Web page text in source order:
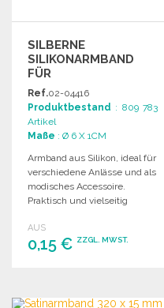
SILBERNE
SILIKONARMBAND
FÜR
VERANSTALTUNGEN
Ref.02-04416
Produktbestand : 809 783
Artikel
Maße : Ø 6 X 1CM
Armband aus Silikon, ideal für
verschiedene Anlässe und als
modisches Accessoire.
Praktisch und vielseitig
AUS
0,15 € ZZGL. MWST.
Angebot anfordern